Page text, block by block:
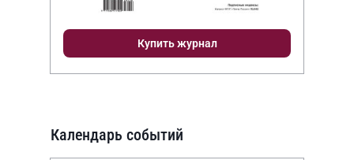
Купить журнал
Календарь событий